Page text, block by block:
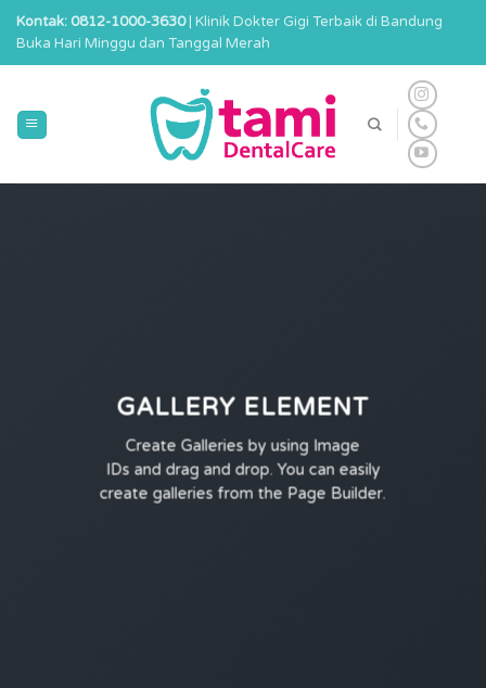
Skip
content
Kontak: 0812-1000-3630| Klinik Dokter Gigi Terbaik di Bandung
Buka Hari Minggu dan Tanggal Merah
GALLERY ELEMENT
Create Galleries by using Image
IDs and drag and drop. You can easily
create galleries from the Page Builder.